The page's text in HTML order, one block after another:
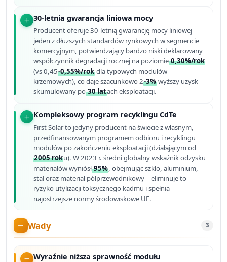
30-letnia gwarancja liniowa mocy
Producent oferuje 30-letnią gwarancję mocy liniowej –
jeden z dłuższych standardów rynkowych w segmencie
komercyjnym, potwierdzający bardzo niski deklarowany
współczynnik degradacji rocznej na poziomie0,30%/rok
(vs 0,45-0,55%/rok dla typowych modułów
krzemowych), co daje szacunkowo 2-3% wyższy uzysk
skumulowany po30 latach eksploatacji.
Kompleksowy program recyklingu CdTe
First Solar to jedyny producent na świecie z własnym,
przedfinansowanym programem odbioru i recyklingu
modułów po zakończeniu eksploatacji (działającym od
2005 roku). W 2023 r. średni globalny wskaźnik odzysku
materiałów wyniósł95%, obejmując szkło, aluminium,
stal oraz materiał półprzewodnikowy – eliminuje to
ryzyko utylizacji toksycznego kadmu i spełnia
najostrzejsze normy środowiskowe UE.
Wady 3
Wyraźnie niższa sprawność modułu